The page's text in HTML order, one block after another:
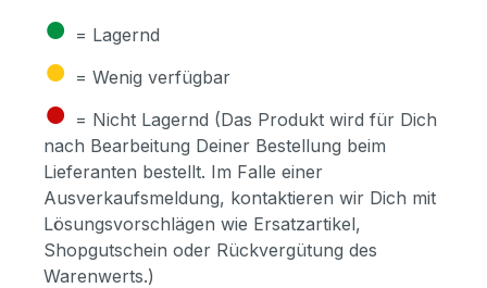
● = Lagernd
● = Wenig verfügbar
● = Nicht Lagernd (Das Produkt wird für Dich
nach Bearbeitung Deiner Bestellung beim
Lieferanten bestellt. Im Falle einer
Ausverkaufsmeldung, kontaktieren wir Dich mit
Lösungsvorschlägen wie Ersatzartikel,
Shopgutschein oder Rückvergütung des
Warenwerts.)